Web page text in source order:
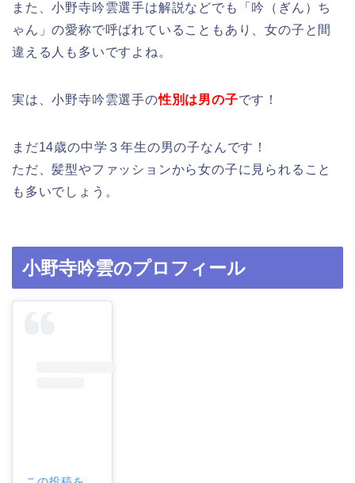
また、小野寺吟雲選手は解説などでも「吟（ぎん）ち
ゃん」の愛称で呼ばれていることもあり、女の子と間
違える人も多いですよね。
実は、小野寺吟雲選手の性別は男の子です！
まだ14歳の中学３年生の男の子なんです！
ただ、髪型やファッションから女の子に見られること
も多いでしょう。
小野寺吟雲のプロフィール